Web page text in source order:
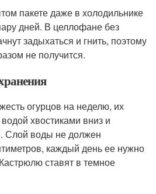
пакете даже в холодильнике
дней. В целлофане без
задыхаться и гнить, поэтому
не получится.
огурцов на неделю, их
хвостиками вниз и
Слой воды не должен
каждый день ее нужно
ставят в темное